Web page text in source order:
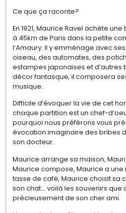
Ce que ça raconte?
En 1921, Maurice Ravel achète
à 45km de Paris dans la petite
l’Amaury. Il y emménage avec
oiseau, des automates, des
estampes japonaises et d’autres
décor fantasque, il composera
musique.
Difficile d’évoquer la vie de cet
chaque partition est un chef-
pourquoi nous préférons vous
évocation imaginaire des bribes
son docteur.
Maurice arrange sa maison,
Maurice compose, Maurice a
tasse de café, Maurice choisit sa
son chat… voilà les souvenirs que
précieusement de son cher ami.